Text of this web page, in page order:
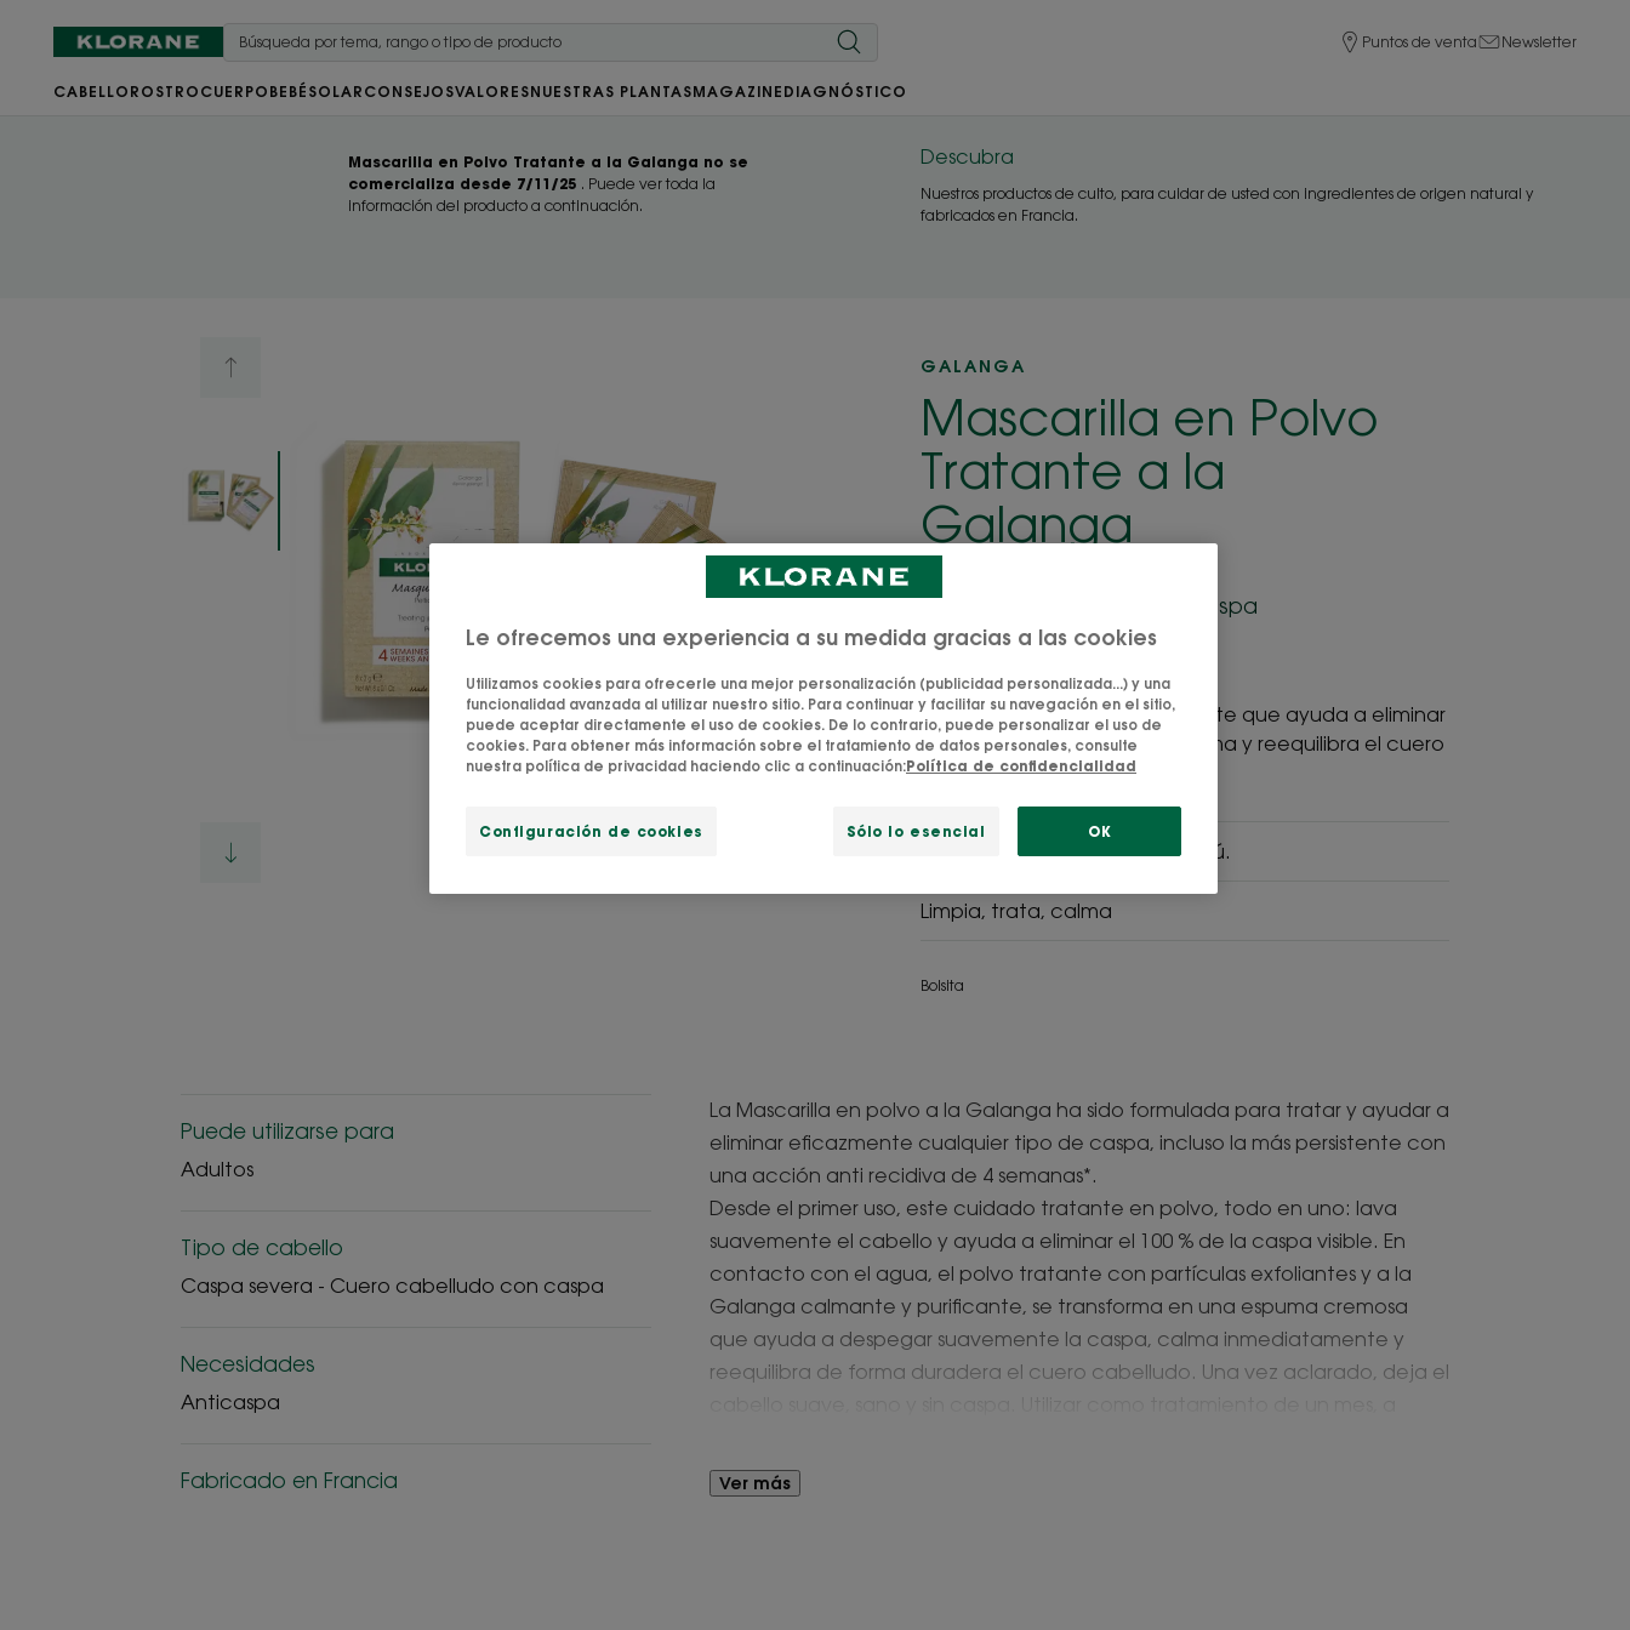
Puntos de venta Newsletter
CABELLO ROSTRO CUERPO BEBÉ SOLAR CONSEJOSVALORESNUESTRAS PLANTASMAGAZINE DIAGNÓSTICO
Mascarilla en Polvo Tratante a la Galanga no se
comercializa desde 7/11/25 . Puede ver toda la
información del producto a continuación.
Descubra
Nuestros productos de culto, para cuidar de usted con ingredientes de origen natural y
fabricados en Francia.
GALANGA
Mascarilla en Polvo
Tratante a la
Galanga
Calma - Limpia - Elimina la caspa
4.7
/
5
-
Una mascarilla en polvo tratante que ayuda a eliminar
la caspa persistente, lava, calma y reequilibra el cuero
cabelludo.
Doble uso: Mascarilla y champú.
Limpia, trata, calma
Bolsita
Puede utilizarse para
Adultos
Tipo de cabello
Caspa severa - Cuero cabelludo con caspa
Necesidades
Anticaspa
Fabricado en Francia
La Mascarilla en polvo a la Galanga ha sido formulada para tratar y ayudar a
eliminar eficazmente cualquier tipo de caspa, incluso la más persistente con
una acción anti recidiva de 4 semanas*.
Desde el primer uso, este cuidado tratante en polvo, todo en uno: lava
suavemente el cabello y ayuda a eliminar el 100 % de la caspa visible. En
contacto con el agua, el polvo tratante con partículas exfoliantes y a la
Galanga calmante y purificante, se transforma en una espuma cremosa
que ayuda a despegar suavemente la caspa, calma inmediatamente y
reequilibra de forma duradera el cuero cabelludo. Una vez aclarado, deja el
habituales.
Ver más
Le ofrecemos una experiencia a su medida gracias a las cookies
Utilizamos cookies para ofrecerle una mejor personalización (publicidad personalizada...) y una
funcionalidad avanzada al utilizar nuestro sitio. Para continuar y facilitar su navegación en el sitio,
puede aceptar directamente el uso de cookies. De lo contrario, puede personalizar el uso de
cookies. Para obtener más información sobre el tratamiento de datos personales, consulte
nuestra política de privacidad haciendo clic a continuación:Política de confidencialidad
Configuración de cookies Sólo lo esencial OK